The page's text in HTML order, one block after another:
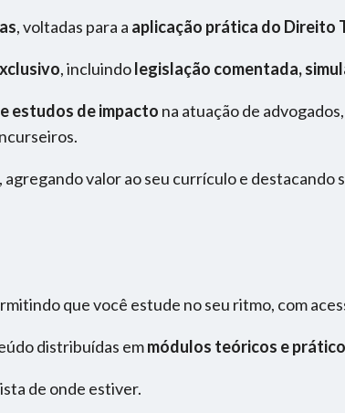
, voltadas para a aplicação prática do Direito
, incluindolegislação comentada,
estudos de impacto na atuação de
, agregando valor ao seu currículo e
que você estude no seu ritmo, com
distribuídas emmódulos teóricos e
de onde estiver.